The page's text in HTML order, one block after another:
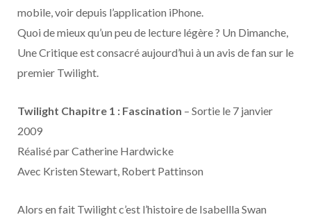
t
k C
mobile, voir depuis l’application iPhone.
Quoi de mieux qu’un peu de lecture légère ? Un Dimanche,
Une Critique est consacré aujourd’hui à un avis de fan sur le
premier Twilight.
Twilight Chapitre 1 : Fascination – Sortie le 7 janvier
2009
Réalisé par Catherine Hardwicke
Avec Kristen Stewart, Robert Pattinson
Alors en fait Twilight c’est l’histoire de Isabellla Swan